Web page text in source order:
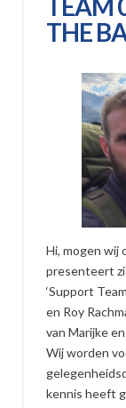
THE
Hi, mogen wij
presenteert
‘Support
en Roy
van Marijke
Wij worden
kennis heeft